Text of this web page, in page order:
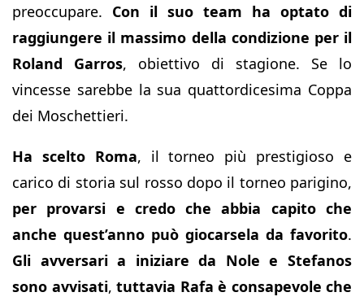
preoccupare. Con il suo team ha optato di
raggiungere il massimo della condizione per il
Roland Garros, obiettivo di stagione. Se lo
vincesse sarebbe la sua quattordicesima Coppa
dei Moschettieri.
Ha scelto Roma, il torneo più prestigioso e
carico di storia sul rosso dopo il torneo parigino,
per provarsi e credo che abbia capito che
anche quest’anno può giocarsela da favorito.
Gli avversari a iniziare da Nole e Stefanos
sono avvisati, tuttavia Rafa è consapevole che